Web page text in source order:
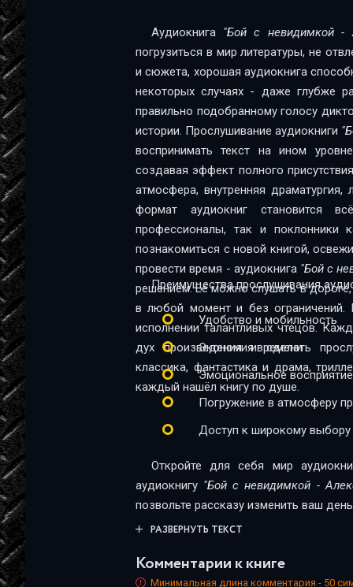
ГЛАВА 13
ГЛАВА 15
ГЛАВА 16
ГЛАВА 17
ГЛАВА 18
ГЛАВА 19
Аудиокнига "Бой с невидимкой -
погрузиться в мир литературы, не
и сюжета, хорошая аудиокнига
некоторых случаях - даже глубже
правильно подобранному голосу
истории. Прослушивание аудиокниги
воспринимать текст на ином
создавая эффект полного
атмосфера, внутренняя
формат аудиокниг становится
профессионалы, так и поклонники качественной
познакомиться с новой книгой,
провести время - аудиокнига "Бой с
решением. Её можно слушать в
в любой момент и без ограничений.
исполнении талантливых чтецов.
дух произведения и сделать
классика, фантастика и драма,
каждый нашёл книгу по душе.
Преимущества прослушивания
Удобство и мобильность
Экономия времени
Эмоциональное восприятие
Погружение в атмосферу
Доступ к широкому выбору
Откройте для себя мир
аудиокнигу "Бой с невидимкой -
позвольте рассказу изменить ваш
РАЗВЕРНУТЬ ТЕКСТ
Комментарии к книге
Минимальная длина комментария - 50